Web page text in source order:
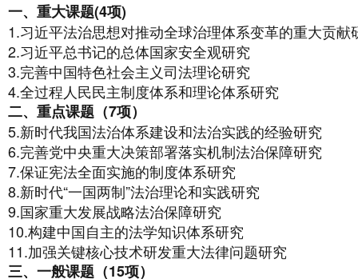
一、重大课题(4项)
1.习近平法治思想对推动全球治理体系变革的重大贡献
2.习近平总书记的总体国家安全观研究
3.完善中国特色社会主义司法理论研究
4.全过程人民民主制度体系和理论体系研究
二、重点课题（7项）
5.新时代我国法治体系建设和法治实践的经验研究
6.完善党中央重大决策部署落实机制法治保障研究
7.保证宪法全面实施的制度体系研究
8.新时代“一国两制”法治理论和实践研究
9.国家重大发展战略法治保障研究
10.构建中国自主的法学知识体系研究
11.加强关键核心技术研发重大法律问题研究
三、一般课题（15项）